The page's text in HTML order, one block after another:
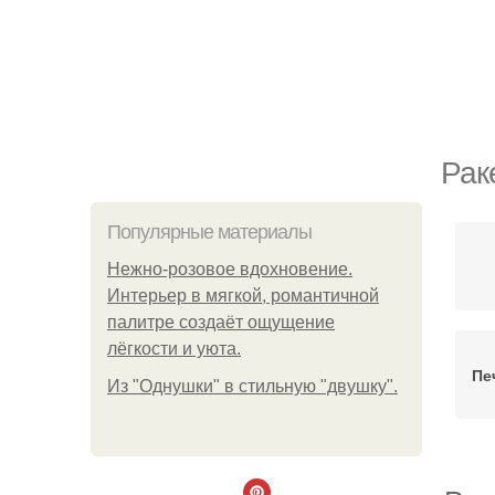
Популярные материалы
Нежно-розовое вдохновение.
Интерьер в мягкой, романтичной
палитре создаёт ощущение
лёгкости и уюта.
Из "Однушки" в стильную "двушку".